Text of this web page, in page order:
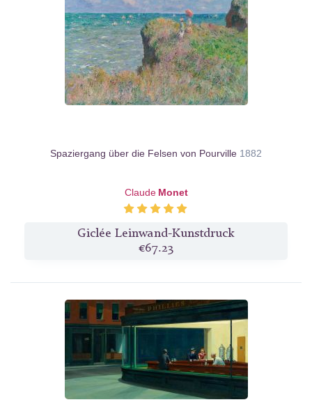
Spaziergang über die Felsen von Pourville 1882
Claude Monet
Giclée Leinwand-Kunstdruck
€67.23